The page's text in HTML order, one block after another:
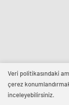
Veri politikasındaki
çerez
inceleyebilirsiniz.